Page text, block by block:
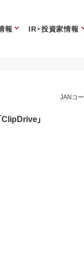
報 IR・投資家情報
JANコ
」